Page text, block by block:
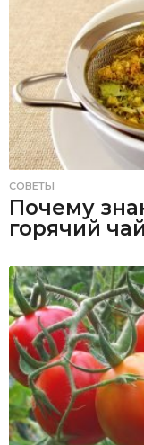
СОВЕТЫ
Почему
горячий чай